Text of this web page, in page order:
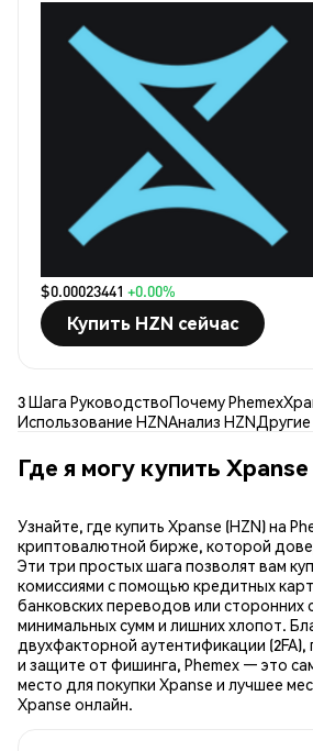
$0.00023441 +0.00%
Купить HZN сейчас
3 Шага РуководствоПочему Phemex
Использование HZNАнализ HZN
Где я могу купить
Узнайте, где купить Xpanse (HZN) на
криптовалютной бирже, которой
Эти три простых шага позволят вам
комиссиями с помощью кредитных
банковских переводов или сторонних
минимальных сумм и лишних хлопот.
двухфакторной аутентификации
и защите от фишинга, Phemex — это
место для покупки Xpanse и лучшее
Xpanse онлайн.